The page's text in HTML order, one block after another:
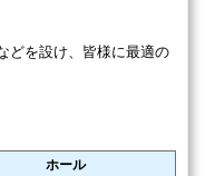
どを設け、皆様に最適の
ホール